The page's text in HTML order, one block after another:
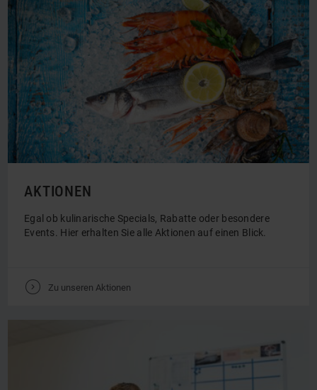
AKTIONEN
Egal ob kulinarische Specials, Rabatte oder besondere
Events. Hier erhalten Sie alle Aktionen auf einen Blick.
V Zu unseren Aktionen